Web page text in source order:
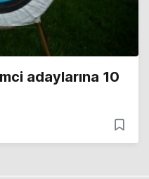
adaylarına 10